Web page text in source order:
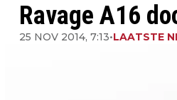
Ravage A16
25 NOV 2014, 7:13•LAATSTE